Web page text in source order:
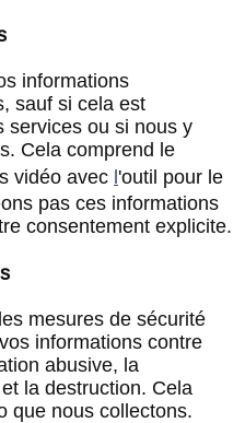
informations
sauf si cela est
services ou si nous y
Cela comprend le
vidéo avec 'outil pour le
pas ces informations
consentement explicite.
mesures de sécurité
informations contre
abusive, la
la destruction. Cela
que nous collectons.